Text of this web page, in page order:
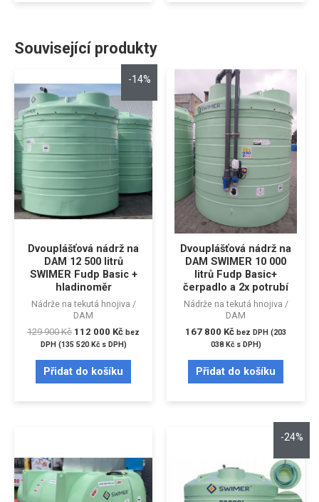
Související produkty
-14%
Dvouplášťová nádrž na
DAM 12 500 litrů
SWIMER Fudp Basic +
hladinoměr
Nádrže na tekutá hnojiva /
DAM
129 900Kč 112 000 Kč bez
DPH (135 520 Kčs DPH)
Přidat do košíku
Dvouplášťová nádrž na
DAM SWIMER 10 000
litrů Fudp Basic+
čerpadlo a 2x potrubí
Nádrže na tekutá hnojiva /
DAM
167 800 Kč bez DPH (203
038 Kčs DPH)
Přidat do košíku
-24%